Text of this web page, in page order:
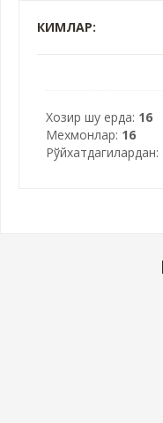
КИМЛАР:
Хозир шу ерда: 16
Мехмонлар: 16
Рўйхатдагилардан: